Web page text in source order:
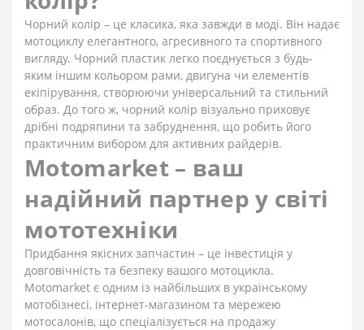
Чорний колір – це класика, яка завжди в моді. Він надає
мотоциклу елегантного, агресивного та спортивного
вигляду. Чорний пластик легко поєднується з будь-
яким іншим кольором рами, двигуна чи елементів
екіпірування, створюючи універсальний та стильний
образ. До того ж, чорний колір візуально приховує
дрібні подряпини та забруднення, що робить його
практичним вибором для активних райдерів.
Motomarket – ваш
надійний партнер у світі
мототехніки
Придбання якісних запчастин – це інвестиція у
довговічність та безпеку вашого мотоцикла.
Motomarket є одним із найбільших в українському
мотобізнесі, інтернет-магазином та мережею
мотосалонів, що спеціалізується на продажу